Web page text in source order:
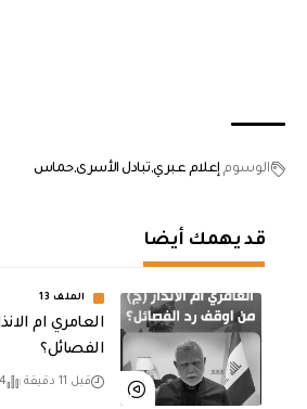
الوسوم إعلام عبري تبادل الأسرىحماس
قد يهمك أيضا
الملف 13
العامري ام
الفصائل؟
قبل 11 دقيقة 4 مشاهدات